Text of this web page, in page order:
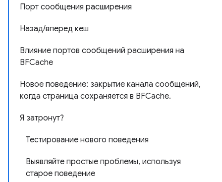
Порт сообщения расширения
Назад/вперед кеш
Влияние портов сообщений расширения на
BFCache
Новое поведение: закрытие канала сообщений,
когда страница сохраняется в BFCache.
Я затронут?
Тестирование нового поведения
Выявляйте простые проблемы, используя
старое поведение